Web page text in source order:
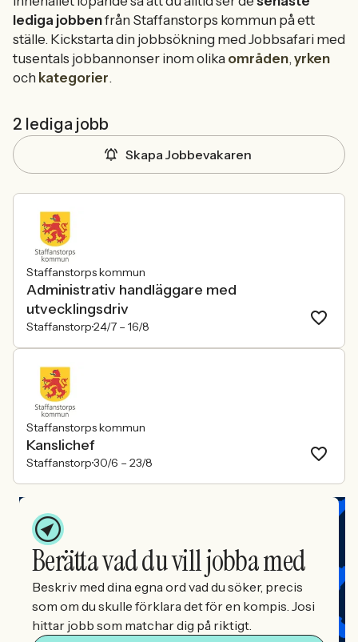
lediga jobbenfrån Staffanstorps kommun på ett
ställe. Kickstarta din jobbsökning med Jobbsafari med
tusentals jobbannonser inom olika områden,yrken
och kategorier.
2 lediga jobb
Skapa Jobbevakaren
Staffanstorps kommun
Administrativ handläggare med
utvecklingsdriv
Staffanstorp24/7 – 16/8
Staffanstorps kommun
Kanslichef
Staffanstorp30/6 – 23/8
Berätta vad du vill jobba med
Beskriv med dina egna ord vad du söker, precis
som om du skulle förklara det för en kompis. Josi
hittar jobb som matchar dig på riktigt.